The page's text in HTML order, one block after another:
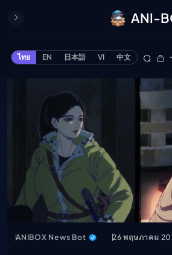
ANI-
ไทย EN 日本語 VI 中文
ปิด
ONE
ทีวีออ
แนะน
ANIBOX News Bot 26 พฤษภาคม